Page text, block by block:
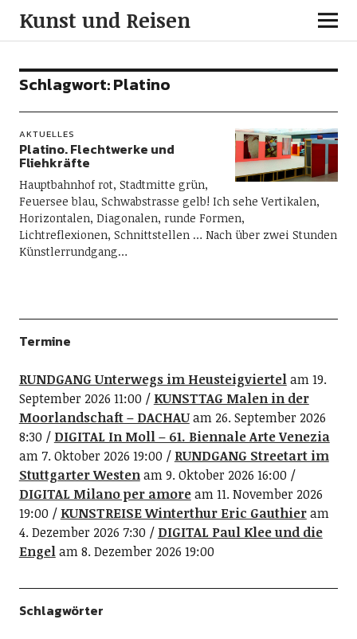
Kunst und Reisen
Schlagwort:Platino
AKTUELLES
Platino. Flechtwerke und
Fliehkräfte
Hauptbahnhof rot, Stadtmitte grün,
Feuersee blau, Schwabstrasse gelb! Ich sehe Vertikalen,
Horizontalen, Diagonalen, runde Formen,
Lichtreflexionen, Schnittstellen … Nach über zwei Stunden
Künstlerrundgang…
Termine
RUNDGANG Unterwegs im Heusteigviertelam 19.
September 2026 11:00
KUNSTTAG Malen in der
Moorlandschaft – DACHAUam 26. September 2026
8:30
DIGITAL In Moll – 61. Biennale Arte Venezia
am 7. Oktober 2026 19:00
RUNDGANG Streetart im
Stuttgarter Westenam 9. Oktober 2026 16:00
DIGITAL Milano per amoream 11. November 2026
19:00
KUNSTREISE Winterthur Eric Gauthieram
4. Dezember 2026 7:30
DIGITAL Paul Klee und die
Engelam 8. Dezember 2026 19:00
Schlagwörter